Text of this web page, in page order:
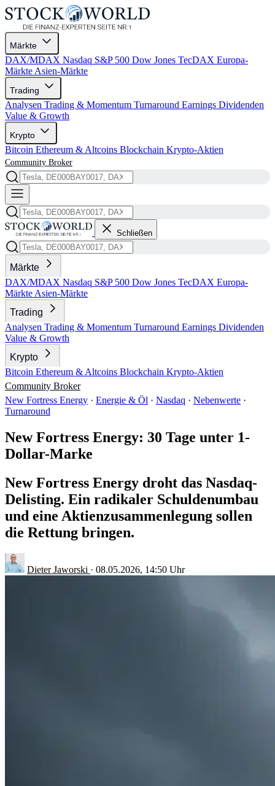
Märkte
DAX/MDAX Nasdaq S&P 500 Dow Jones TecDAX Europa-
Märkte Asien-Märkte
Trading
Analysen Trading & Momentum Turnaround Earnings Dividenden
Value & Growth
Krypto
Bitcoin Ethereum & Altcoins Blockchain Krypto-Aktien
Community Broker
Schließen
Märkte
DAX/MDAX Nasdaq S&P 500 Dow Jones TecDAX Europa-
Märkte Asien-Märkte
Trading
Analysen Trading & Momentum Turnaround Earnings Dividenden
Value & Growth
Krypto
Bitcoin Ethereum & Altcoins Blockchain Krypto-Aktien
Community Broker
New Fortress Energy · Energie & Öl · Nasdaq · Nebenwerte ·
Turnaround
New Fortress Energy: 30 Tage unter 1-
Dollar-Marke
New Fortress Energy droht das Nasdaq-
Delisting. Ein radikaler Schuldenumbau
und eine Aktienzusammenlegung sollen
die Rettung bringen.
Dieter Jaworski · 08.05.2026, 14:50 Uhr